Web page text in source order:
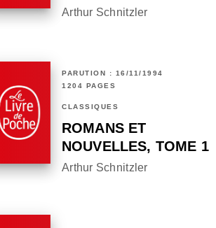
Arthur Schnitzler
PARUTION : 16/11/1994
1204 PAGES
CLASSIQUES
ROMANS ET
NOUVELLES, TOME 1
Arthur Schnitzler